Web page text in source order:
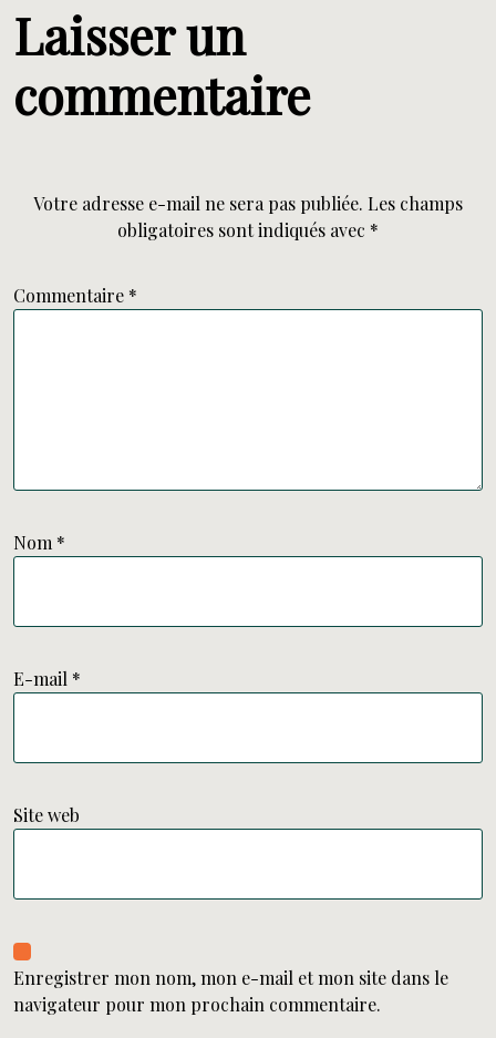
Laisser un
commentaire
Votre adresse e-mail ne sera pas publiée. Les champs
obligatoires sont indiqués avec *
Commentaire *
Nom *
E-mail *
Site web
Enregistrer mon nom, mon e-mail et mon site dans le
navigateur pour mon prochain commentaire.